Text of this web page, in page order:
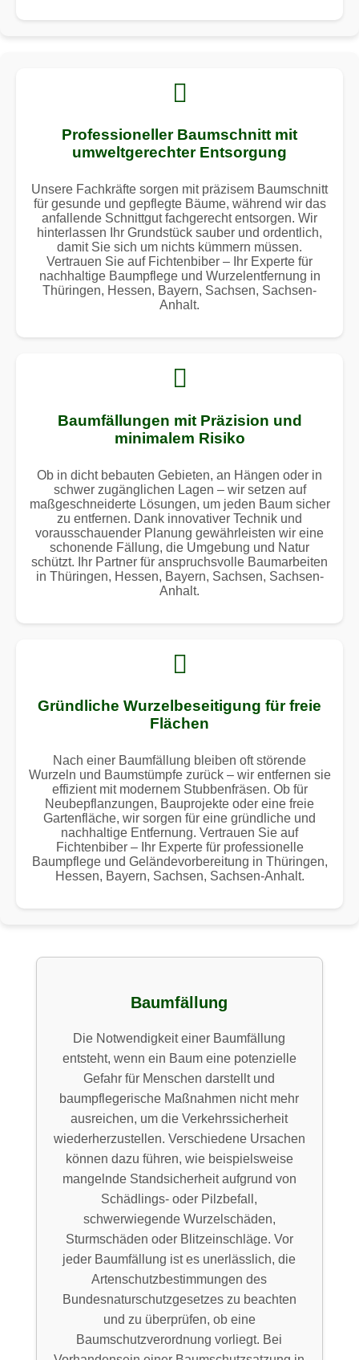
Professioneller Baumschnitt mit
umweltgerechter Entsorgung
Unsere Fachkräfte sorgen mit präzisem Baumschnitt
für gesunde und gepflegte Bäume, während wir das
anfallende Schnittgut fachgerecht entsorgen. Wir
hinterlassen Ihr Grundstück sauber und ordentlich,
damit Sie sich um nichts kümmern müssen.
Vertrauen Sie auf Fichtenbiber – Ihr Experte für
nachhaltige Baumpflege und Wurzelentfernung in
Thüringen, Hessen, Bayern, Sachsen, Sachsen-
Anhalt.
Baumfällungen mit Präzision und
minimalem Risiko
Ob in dicht bebauten Gebieten, an Hängen oder in
schwer zugänglichen Lagen – wir setzen auf
maßgeschneiderte Lösungen, um jeden Baum sicher
zu entfernen. Dank innovativer Technik und
vorausschauender Planung gewährleisten wir eine
schonende Fällung, die Umgebung und Natur
schützt. Ihr Partner für anspruchsvolle Baumarbeiten
in Thüringen, Hessen, Bayern, Sachsen, Sachsen-
Anhalt.
Gründliche Wurzelbeseitigung für freie
Flächen
Nach einer Baumfällung bleiben oft störende
Wurzeln und Baumstümpfe zurück – wir entfernen sie
effizient mit modernem Stubbenfräsen. Ob für
Neubepflanzungen, Bauprojekte oder eine freie
Gartenfläche, wir sorgen für eine gründliche und
nachhaltige Entfernung. Vertrauen Sie auf
Fichtenbiber – Ihr Experte für professionelle
Baumpflege und Geländevorbereitung in Thüringen,
Hessen, Bayern, Sachsen, Sachsen-Anhalt.
Baumfällung
Die Notwendigkeit einer Baumfällung
entsteht, wenn ein Baum eine potenzielle
Gefahr für Menschen darstellt und
baumpflegerische Maßnahmen nicht mehr
ausreichen, um die Verkehrssicherheit
wiederherzustellen. Verschiedene Ursachen
können dazu führen, wie beispielsweise
mangelnde Standsicherheit aufgrund von
Schädlings- oder Pilzbefall,
schwerwiegende Wurzelschäden,
Sturmschäden oder Blitzeinschläge. Vor
jeder Baumfällung ist es unerlässlich, die
Artenschutzbestimmungen des
Bundesnaturschutzgesetzes zu beachten
und zu überprüfen, ob eine
Baumschutzverordnung vorliegt. Bei